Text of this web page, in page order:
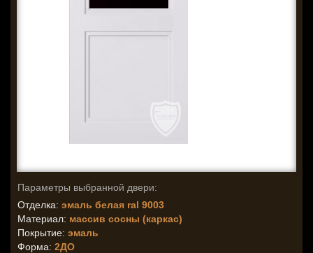
Параметры выбранной двери:
Отделка: эмаль белая ral 9003
Материал: массив сосны (каркас)
Покрытие: эмаль
Форма: 2ДО